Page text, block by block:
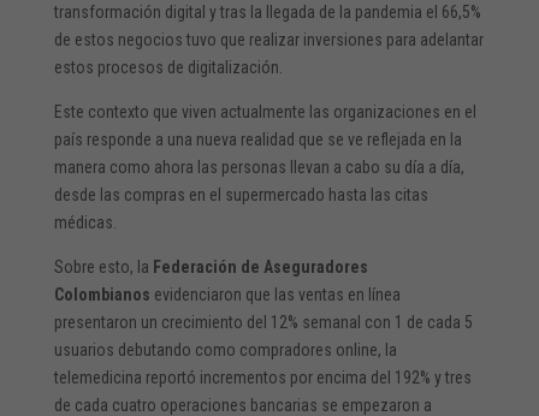
transformación digital y tras la llegada de la pandemia el 66,5%
de estos negocios tuvo que realizar inversiones para adelantar
estos procesos de digitalización.
Este contexto que viven actualmente las organizaciones en el
país responde a una nueva realidad que se ve reflejada en la
manera como ahora las personas llevan a cabo su día a día,
desde las compras en el supermercado hasta las citas
médicas.
Sobre esto, la Federación de Aseguradores
Colombianos evidenciaron que las ventas en línea
presentaron un crecimiento del 12% semanal con 1 de cada 5
usuarios debutando como compradores online, la
telemedicina reportó incrementos por encima del 192% y tres
de cada cuatro operaciones bancarias se empezaron a